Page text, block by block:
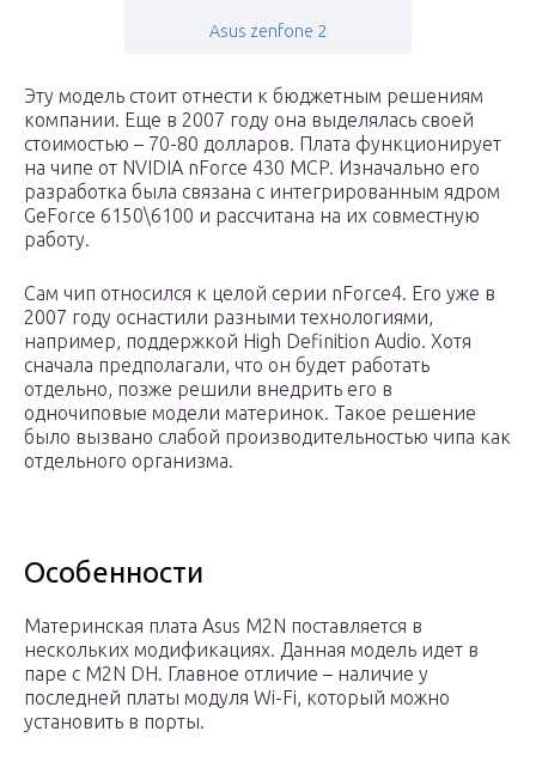
Asus zenfone 2
Эту модель стоит отнести к бюджетным решениям
компании. Еще в 2007 году она выделялась своей
стоимостью – 70-80 долларов. Плата функционирует
на чипе от NVIDIA nForce 430 MCP. Изначально его
разработка была связана с интегрированным ядром
GeForce 6150\6100 и рассчитана на их совместную
работу.
Сам чип относился к целой серии nForce4. Его уже в
2007 году оснастили разными технологиями,
например, поддержкой High Definition Audio. Хотя
сначала предполагали, что он будет работать
отдельно, позже решили внедрить его в
одночиповые модели материнок. Такое решение
было вызвано слабой производительностью чипа как
отдельного организма.
Особенности
Материнская плата Asus M2N поставляется в
нескольких модификациях. Данная модель идет в
паре с M2N DH. Главное отличие – наличие у
последней платы модуля Wi-Fi, который можно
установить в порты.